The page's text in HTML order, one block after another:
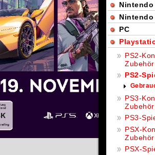
PC
PS2-
Zubehör
PS2-
PS3-
Zubehör
PS3-
PSX-
Zubehör
PSX-